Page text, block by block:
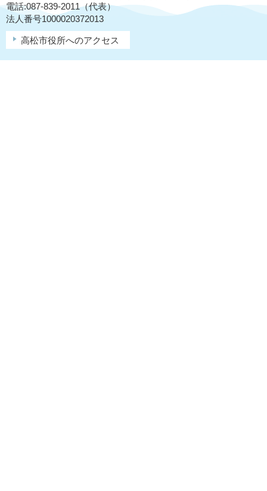
電話:087-839-2011（代表）
法人番号1000020372013
高松市役所へのアクセス